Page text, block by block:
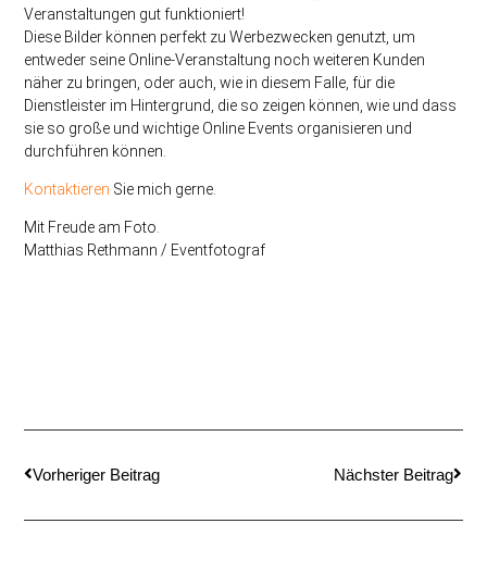
Veranstaltungen gut funktioniert!
Diese Bilder können perfekt zu Werbezwecken genutzt, um
entweder seine Online-Veranstaltung noch weiteren Kunden
näher zu bringen, oder auch, wie in diesem Falle, für die
Dienstleister im Hintergrund, die so zeigen können, wie und dass
sie so große und wichtige Online Events organisieren und
durchführen können.
Kontaktieren Sie mich gerne.
Mit Freude am Foto.
Matthias Rethmann / Eventfotograf
Vorheriger Beitrag Nächster Beitrag